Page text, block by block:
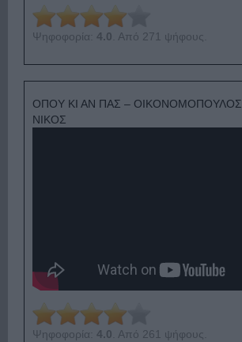
Ψηφοφορία: 4.0 . Από 271 ψήφους.
ΟΠΟΥ ΚΙ ΑΝ ΠΑΣ – ΟΙΚΟΝΟΜΟΠΟΥΛΟΣ
ΝΙΚΟΣ
Ψηφοφορία: 4.0 . Από 261 ψήφους.